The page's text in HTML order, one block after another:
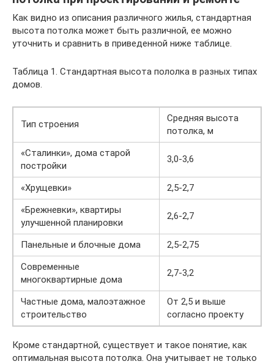
Как видно из описания различного жилья, стандартная
высота потолка может быть различной, ее можно
уточнить и сравнить в приведенной ниже таблице.
Таблица 1. Стандартная высота пололка в разных типах
домов.
Тип строения
Средняя высота
потолка, м
«Сталинки», дома старой
постройки
3,0-3,6
«Хрущевки»
2,5-2,7
«Брежневки», квартиры
улучшенной планировки
2,6-2,7
Панельные и блочные дома
2,5-2,75
Современные
многоквартирные дома
2,7-3,2
Частные дома, малоэтажное
строительство
От 2,5 и выше
согласно проекту
Кроме стандартной, существует и такое понятие, как
оптимальная высота потолка. Она учитывает не только